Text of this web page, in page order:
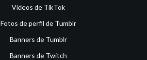
Vídeos de TikTok
Fotos de perfil de Tumblr
Banners de Tumblr
Banners de Twitch